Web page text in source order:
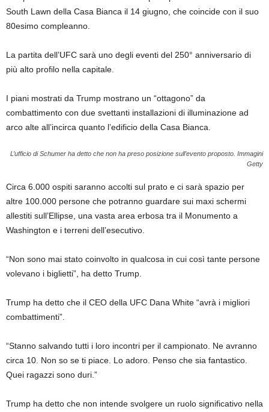
South Lawn della Casa Bianca il 14 giugno, che coincide con il suo
80esimo compleanno.
La partita dell’UFC sarà uno degli eventi del 250° anniversario di
più alto profilo nella capitale.
I piani mostrati da Trump mostrano un “ottagono” da
combattimento con due svettanti installazioni di illuminazione ad
arco alte all’incirca quanto l’edificio della Casa Bianca.
L’ufficio di Schumer ha detto che non ha preso posizione sull’evento proposto. Immagini
Getty
Circa 6.000 ospiti saranno accolti sul prato e ci sarà spazio per
altre 100.000 persone che potranno guardare sui maxi schermi
allestiti sull’Ellipse, una vasta area erbosa tra il Monumento a
Washington e i terreni dell’esecutivo.
“Non sono mai stato coinvolto in qualcosa in cui così tante persone
volevano i biglietti”, ha detto Trump.
Trump ha detto che il CEO della UFC Dana White “avrà i migliori
combattimenti”.
“Stanno salvando tutti i loro incontri per il campionato. Ne avranno
circa 10. Non so se ti piace. Lo adoro. Penso che sia fantastico.
Quei ragazzi sono duri.”
Trump ha detto che non intende svolgere un ruolo significativo nella